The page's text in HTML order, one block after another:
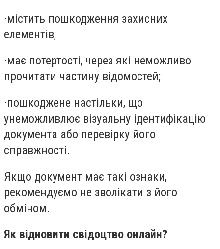
·містить пошкодження захисних
елементів;
·має потертості, через які неможливо
прочитати частину відомостей;
·пошкоджене настільки, що
унеможливлює візуальну ідентифікацію
документа або перевірку його
справжності.
Якщо документ має такі ознаки,
рекомендуємо не зволікати з його
обміном.
Як відновити свідоцтво онлайн?